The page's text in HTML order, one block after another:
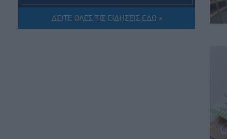
ΠΑΙΔΕΙΑ
ΝΕΟ φοιτητικό επίδομα: Για
ποιούς φοιτητές
ΔΕΙΤΕ ΟΛΕΣ ΤΙΣ ΕΙΔΗΣΕΙΣ ΕΔΩ »